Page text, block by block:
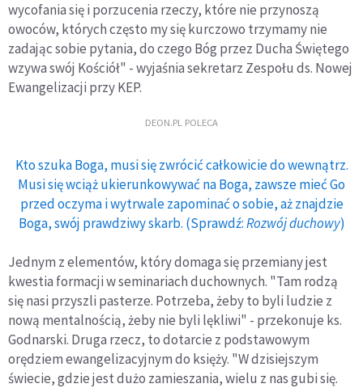
wycofania się i porzucenia rzeczy, które nie przynoszą
owoców, których często my się kurczowo trzymamy nie
zadając sobie pytania, do czego Bóg przez Ducha Świętego
wzywa swój Kościół" - wyjaśnia sekretarz Zespołu ds. Nowej
Ewangelizacji przy KEP.
DEON.PL POLECA
Kto szuka Boga, musi się zwrócić całkowicie do wewnątrz.
Musi się wciąż ukierunkowywać na Boga, zawsze mieć Go
przed oczyma i wytrwale zapominać o sobie, aż znajdzie
Boga, swój prawdziwy skarb. (Sprawdź:Rozwój duchowy)
Jednym z elementów, który domaga się przemiany jest
kwestia formacji w seminariach duchownych. "Tam rodzą
się nasi przyszli pasterze. Potrzeba, żeby to byli ludzie z
nową mentalnością, żeby nie byli lękliwi" - przekonuje ks.
Godnarski. Druga rzecz, to dotarcie z podstawowym
orędziem ewangelizacyjnym do księży. "W dzisiejszym
świecie, gdzie jest dużo zamieszania, wielu z nas gubi się.